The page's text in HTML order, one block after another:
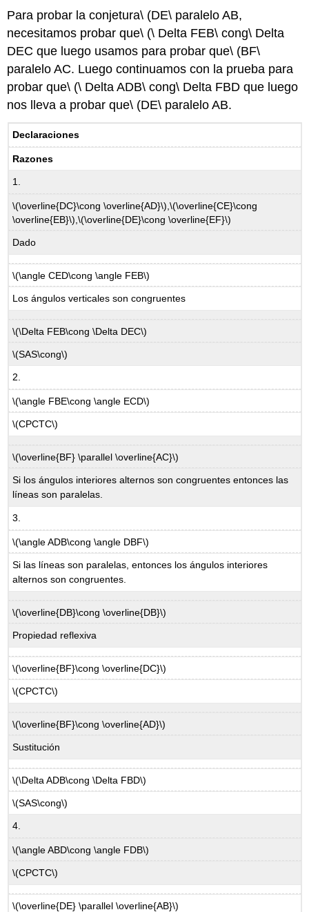
Para probar la conjetura\ (DE\ paralelo AB,
necesitamos probar que\ (\ Delta FEB\ cong\ Delta
DEC que luego usamos para probar que\ (BF\
paralelo AC. Luego continuamos con la prueba para
probar que\ (\ Delta ADB\ cong\ Delta FBD que luego
nos lleva a probar que\ (DE\ paralelo AB.
Declaraciones
Razones
1.
\(\overline{DC}\cong \overline{AD}\) ,\(\overline{CE}\cong
\overline{EB}\) ,\(\overline{DE}\cong \overline{EF}\)
Dado
\(\angle CED\cong \angle FEB\)
Los ángulos verticales son congruentes
\(\Delta FEB\cong \Delta DEC\)
\(SAS\cong\)
2.
\(\angle FBE\cong \angle ECD\)
\(CPCTC\)
\(\overline{BF} \parallel \overline{AC}\)
Si los ángulos interiores alternos son congruentes entonces las
líneas son paralelas.
3.
\(\angle ADB\cong \angle DBF\)
Si las líneas son paralelas, entonces los ángulos interiores
alternos son congruentes.
\(\overline{DB}\cong \overline{DB}\)
Propiedad reflexiva
\(\overline{BF}\cong \overline{DC}\)
\(CPCTC\)
\(\overline{BF}\cong \overline{AD}\)
Sustitución
\(\Delta ADB\cong \Delta FBD\)
\(SAS\cong\)
4.
\(\angle ABD\cong \angle FDB\)
\(CPCTC\)
\(\overline{DE} \parallel \overline{AB}\)